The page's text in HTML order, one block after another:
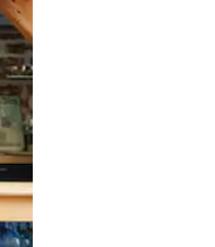
лизгање.